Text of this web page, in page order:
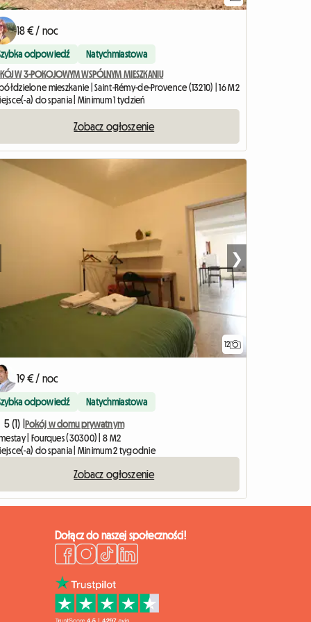
18 € / noc
odpowiedź Natychmiastowa
W 3-POKOJOWYM WSPÓLNYM MIESZKANIU
mieszkanie | Saint-Rémy-de-Provence (13210) | 16 M2
a) do spania | Minimum 1 tydzień
Zobacz ogłoszenie
12
❯
19 € / noc
odpowiedź Natychmiastowa
5 (1) |
Pokój w domu prywatnym
| Fourques (30300) | 8 M2
a) do spania | Minimum 2 tygodnie
Zobacz ogłoszenie
Dołącz do naszej społeczności!